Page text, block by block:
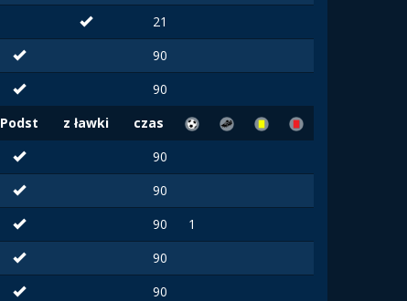
21
90
90
Podst z ławki
czas
90
90
90
1
90
90